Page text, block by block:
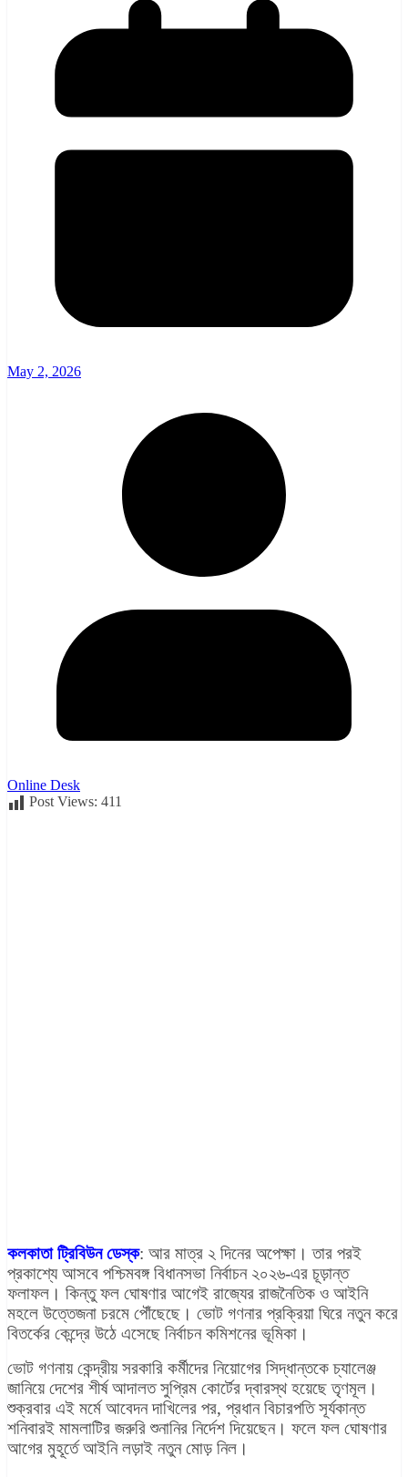
May 2, 2026
Online Desk
Post Views: 411
কলকাতা ট্রিবিউন ডেস্ক: আর মাত্র ২ দিনের অপেক্ষা। তার পরই
প্রকাশ্যে আসবে পশ্চিমবঙ্গ বিধানসভা নির্বাচন ২০২৬-এর চূড়ান্ত
ফলাফল। কিন্তু ফল ঘোষণার আগেই রাজ্যের রাজনৈতিক ও আইনি
মহলে উত্তেজনা চরমে পৌঁছেছে। ভোট গণনার প্রক্রিয়া ঘিরে নতুন করে
বিতর্কের কেন্দ্রে উঠে এসেছে নির্বাচন কমিশনের ভূমিকা।
ভোট গণনায় কেন্দ্রীয় সরকারি কর্মীদের নিয়োগের সিদ্ধান্তকে চ্যালেঞ্জ
জানিয়ে দেশের শীর্ষ আদালত সুপ্রিম কোর্টের দ্বারস্থ হয়েছে তৃণমূল।
শুক্রবার এই মর্মে আবেদন দাখিলের পর, প্রধান বিচারপতি সূর্যকান্ত
শনিবারই মামলাটির জরুরি শুনানির নির্দেশ দিয়েছেন। ফলে ফল ঘোষণার
আগের মুহূর্তে আইনি লড়াই নতুন মোড় নিল।